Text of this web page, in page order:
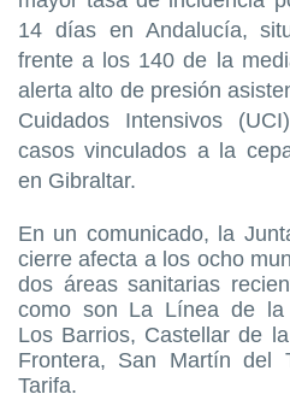
14 días en Andalucía,
frente a los 140 de la
alerta alto de presión
Cuidados Intensivos
casos vinculados a la
en Gibraltar.
En un comunicado, la
cierre afecta a los ocho
dos áreas sanitarias
como son La Línea de la
Los Barrios, Castellar de
Frontera, San Martín del
Tarifa.